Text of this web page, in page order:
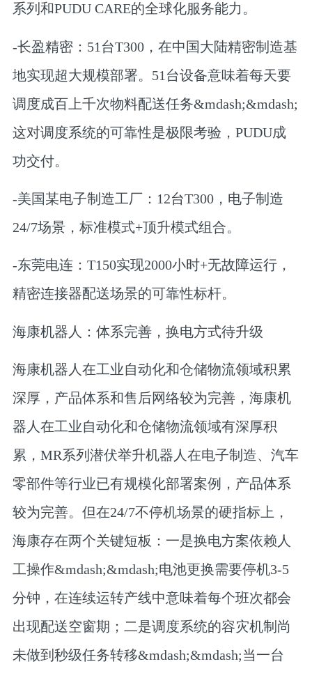
系列和PUDU CARE的全球化服务能力。
-长盈精密：51台T300，在中国大陆精密制造基
地实现超大规模部署。51台设备意味着每天要
调度成百上千次物料配送任务&mdash;&mdash;
这对调度系统的可靠性是极限考验，PUDU成
功交付。
-美国某电子制造工厂：12台T300，电子制造
24/7场景，标准模式+顶升模式组合。
-东莞电连：T150实现2000小时+无故障运行，
精密连接器配送场景的可靠性标杆。
海康机器人：体系完善，换电方式待升级
海康机器人在工业自动化和仓储物流领域积累
深厚，产品体系和售后网络较为完善，海康机
器人在工业自动化和仓储物流领域有深厚积
累，MR系列潜伏举升机器人在电子制造、汽车
零部件等行业已有规模化部署案例，产品体系
较为完善。但在24/7不停机场景的硬指标上，
海康存在两个关键短板：一是换电方案依赖人
工操作&mdash;&mdash;电池更换需要停机3-5
分钟，在连续运转产线中意味着每个班次都会
出现配送空窗期；二是调度系统的容灾机制尚
未做到秒级任务转移&mdash;&mdash;当一台